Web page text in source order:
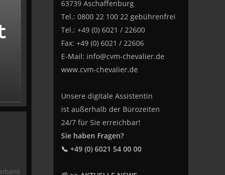
63739 Aschaffenburg
Tel.: 0800 22 100 22 gebührenfrei
Tel.: +49 (0) 6021 / 22600
Fax: +49 (0) 6021 / 22606
E-Mail: info@cvm-chevalier.de
www.cvm-chevalier.de
Unsere digitale Assistentin
ist außerhalb der Bürozeiten
24/7 für Sie erreichbar!
Sie haben Fragen?
📞 +49 (0) 6021 54 00 00